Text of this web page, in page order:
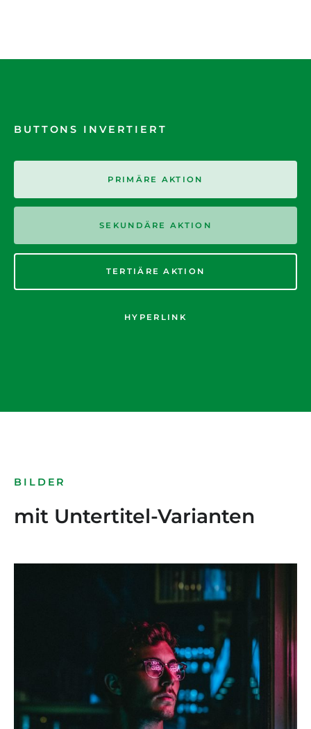
BUTTONS INVERTIERT
PRIMÄRE AKTION
SEKUNDÄRE AKTION
TERTIÄRE AKTION
HYPERLINK
BILDER
mit Untertitel-Varianten